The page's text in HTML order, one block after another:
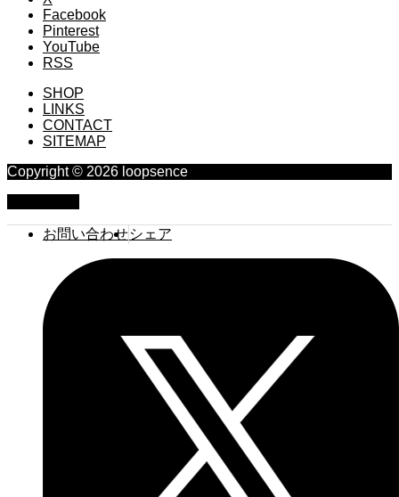
Facebook
Pinterest
YouTube
RSS
SHOP
LINKS
CONTACT
SITEMAP
Copyright © 2026 loopsence
お問い合わせシェア